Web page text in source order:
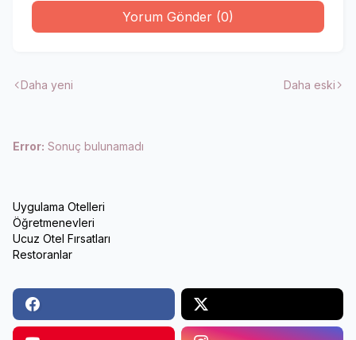
Yorum Gönder (0)
Daha yeni Daha eski
Error: Sonuç bulunamadı
Uygulama Otelleri
Öğretmenevleri
Ucuz Otel Fırsatları
Restoranlar